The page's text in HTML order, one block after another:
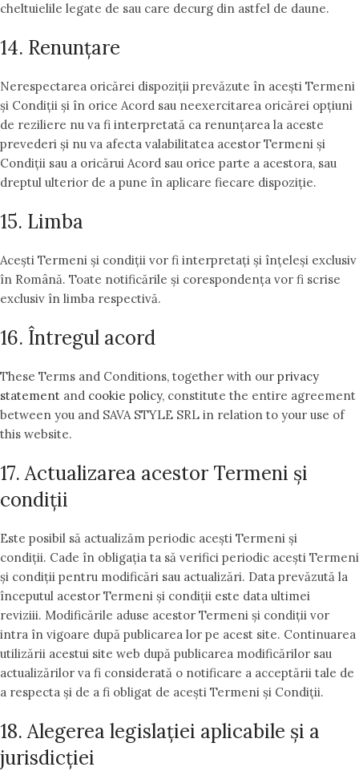
cheltuielile legate de sau care decurg din astfel de daune.
14. Renunțare
Nerespectarea oricărei dispoziții prevăzute în acești Termeni
și Condiții și în orice Acord sau neexercitarea oricărei opțiuni
de reziliere nu va fi interpretată ca renunțarea la aceste
prevederi și nu va afecta valabilitatea acestor Termeni și
Condiții sau a oricărui Acord sau orice parte a acestora, sau
dreptul ulterior de a pune în aplicare fiecare dispoziție.
15. Limba
Acești Termeni și condiții vor fi interpretați și înțeleși exclusiv
în Română. Toate notificările și corespondența vor fi scrise
exclusiv în limba respectivă.
16. Întregul acord
These Terms and Conditions, together with our privacy
statement and cookie policy, constitute the entire agreement
between you and SAVA STYLE SRL in relation to your use of
this website.
17. Actualizarea acestor Termeni și
condiții
Este posibil să actualizăm periodic acești Termeni și
condiții. Cade în obligația ta să verifici periodic acești Termeni
și condiții pentru modificări sau actualizări. Data prevăzută la
începutul acestor Termeni și condiții este data ultimei
reviziii. Modificările aduse acestor Termeni și condiții vor
intra în vigoare după publicarea lor pe acest site. Continuarea
utilizării acestui site web după publicarea modificărilor sau
actualizărilor va fi considerată o notificare a acceptării tale de
a respecta și de a fi obligat de acești Termeni și Condiții.
18. Alegerea legislației aplicabile și a
jurisdicției